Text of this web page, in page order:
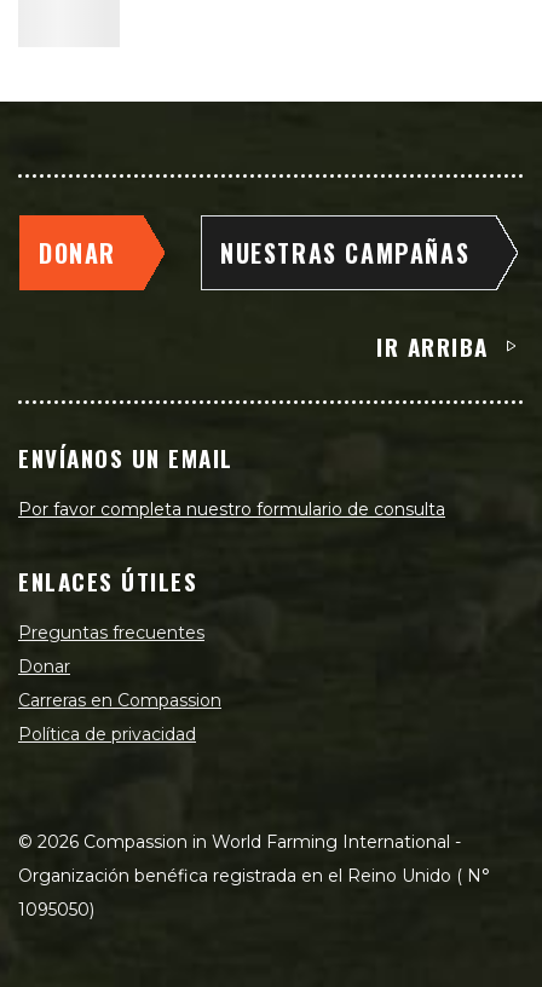
DONAR NUESTRAS CAMPAÑAS
IR ARRIBA
ENVÍANOS UN EMAIL
Por favor completa nuestro formulario de consulta
ENLACES ÚTILES
Preguntas frecuentes
Donar
Carreras en Compassion
Política de privacidad
© 2026 Compassion in World Farming International -
Organización benéfica registrada en el Reino Unido ( N°
1095050)